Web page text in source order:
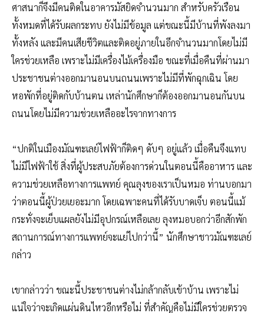
ศาสนาก็จึงมีคนติดในอาคารมัสยิดจำนวนมาก สำหรับครัวเรือน
ทั้งหมดที่ได้รับผลกระทบ ยังไม่มีข้อมูล แต่ขณะนี้มีบ้านที่พังลงมา
ทั้งหลัง และมีคนเสียชีวิตและติดอยู่ภายในอีกจำนวนมากโดยไม่มี
ใครช่วยเหลือ เพราะไม่มีเครื่องไม้เครื่องมือ ขณะที่เมื่อคืนที่ผ่านมา
ประชาชนต่างออกมานอนบนถนนเพราะไม่มีที่พักฉุกเฉิน โดย
หอพักที่อยู่ติดกับบ้านตน เหล่านักศึกษาก็ต้องออกมานอนกันบน
ถนนโดยไม่มีความช่วยเหลืออะไรจากทางการ
“ปกติในเมืองมัณฑะเลย์ไฟฟ้าก็ติดๆ ดับๆ อยู่แล้ว เมื่อคืนจึงแทบ
ไม่มีไฟฟ้าใช้ สิ่งที่ผู้ประสบภัยต้องการด่วนในตอนนี้คืออาหาร และ
ความช่วยเหลือทางการแพทย์ คุณลุงของเราเป็นหมอ ท่านบอกมา
ว่าตอนนี้ผู้ป่วยเยอะมาก โดยเฉพาะคนที่ได้รับบาดเจ็บ ตอนนี้แม้
กระทั่งจะเย็บแผลยังไม่มีอุปกรณ์เหลือเลย ลุงหมอบอกว่าอีกสักพัก
สถานการณ์ทางการแพทย์จะแย่ไปกว่านี้” นักศึกษาชาวมัณฑะเลย์
กล่าว
เขากล่าวว่า ขณะนี้ประชาชนต่างไม่กล้ากลับเข้าบ้าน เพราะไม่
แน่ใจว่าจะเกิดแผ่นดินไหวอีกหรือไม่ ที่สำคัญคือไม่มีใครช่วยตรวจ